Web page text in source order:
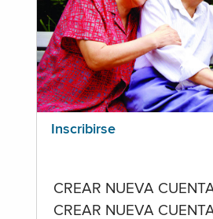
Inscribirse
CREAR NUEVA
CREAR NUEVA